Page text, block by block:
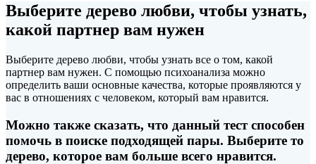
Выберите дерево любви, чтобы узнать,
какой партнер вам нужен
Выберите дерево любви, чтобы узнать все о том, какой
партнер вам нужен. С помощью психоанализа можно
определить ваши основные качества, которые проявляются у
вас в отношениях с человеком, который вам нравится.
Можно также сказать, что данный тест способен
помочь в поиске подходящей пары. Выберите то
дерево, которое вам больше всего нравится.